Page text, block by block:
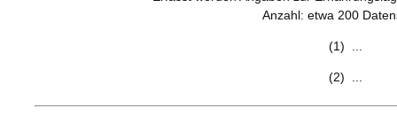
Anzahl: etwa 200
(1) ...
(2) ...